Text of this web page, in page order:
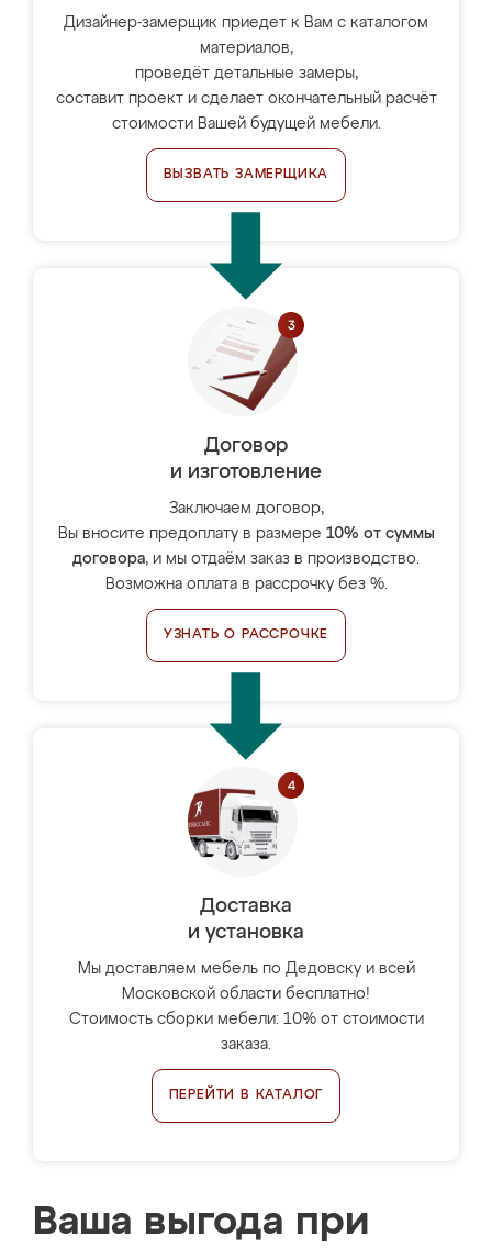
Дизайнер-замерщик приедет к Вам с каталогом
материалов,
проведёт детальные замеры,
составит проект и сделает окончательный расчёт
стоимости Вашей будущей мебели.
ВЫЗВАТЬ ЗАМЕРЩИКА
Договор
и изготовление
Заключаем договор,
Вы вносите предоплату в размере 10% от суммы
договора, и мы отдаём заказ в производство.
Возможна оплата в рассрочку без %.
УЗНАТЬ О РАССРОЧКЕ
Доставка
и установка
Мы доставляем мебель по Дедовску и всей
Московской области бесплатно!
Стоимость сборки мебели: 10% от стоимости
заказа.
ПЕРЕЙТИ В КАТАЛОГ
Ваша выгода при